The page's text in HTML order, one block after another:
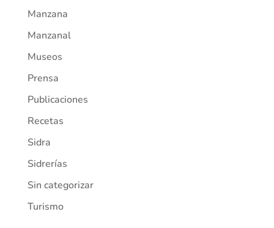
Manzana
Manzanal
Museos
Prensa
Publicaciones
Recetas
Sidra
Sidrerías
Sin categorizar
Turismo